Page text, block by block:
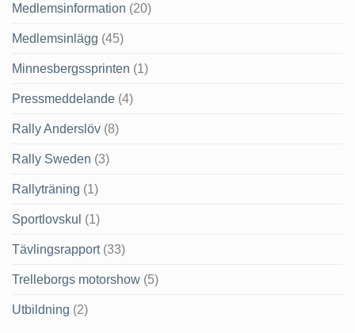
Medlemsinformation (20)
Medlemsinlägg (45)
Minnesbergssprinten (1)
Pressmeddelande (4)
Rally Anderslöv (8)
Rally Sweden (3)
Rallyträning (1)
Sportlovskul (1)
Tävlingsrapport(33)
Trelleborgs motorshow (5)
Utbildning (2)